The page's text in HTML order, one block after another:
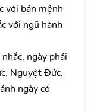
với bản mệnh
với ngũ hành
ngày phải
Nguyệt Đức,
ngày có